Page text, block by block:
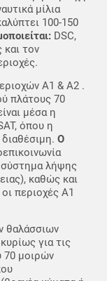
μίλια
100-150
DSC,
και τον
Α1 & Α2 .
πλάτους 70
μέσα η
όπου η
Ο
λήψης
καθώς και
περιοχές Α1
θαλάσσιων
για τις
70 μοιρών